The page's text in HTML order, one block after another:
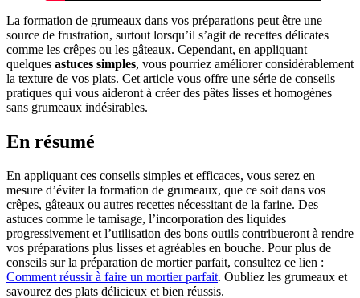
La formation de grumeaux dans vos préparations peut être une
source de frustration, surtout lorsqu’il s’agit de recettes délicates
comme les crêpes ou les gâteaux. Cependant, en appliquant
quelques astuces simples, vous pourriez améliorer considérablement
la texture de vos plats. Cet article vous offre une série de conseils
pratiques qui vous aideront à créer des pâtes lisses et homogènes
sans grumeaux indésirables.
En résumé
En appliquant ces conseils simples et efficaces, vous serez en
mesure d’éviter la formation de grumeaux, que ce soit dans vos
crêpes, gâteaux ou autres recettes nécessitant de la farine. Des
astuces comme le tamisage, l’incorporation des liquides
progressivement et l’utilisation des bons outils contribueront à rendre
vos préparations plus lisses et agréables en bouche. Pour plus de
conseils sur la préparation de mortier parfait, consultez ce lien :
Comment réussir à faire un mortier parfait. Oubliez les grumeaux et
savourez des plats délicieux et bien réussis.